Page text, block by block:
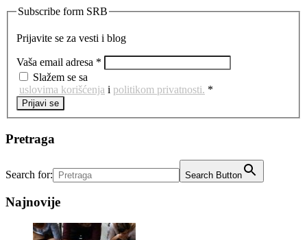
Subscribe form SRB
Prijavite se za vesti i blog
Vaša email adresa *
Slažem se sa
uslovima korišćenja i politikom privatnosti. *
Prijavi se
Pretraga
Search for: Search Button
Najnovije